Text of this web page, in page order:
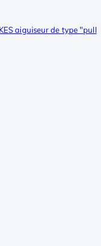
aiguiseur de type "pull